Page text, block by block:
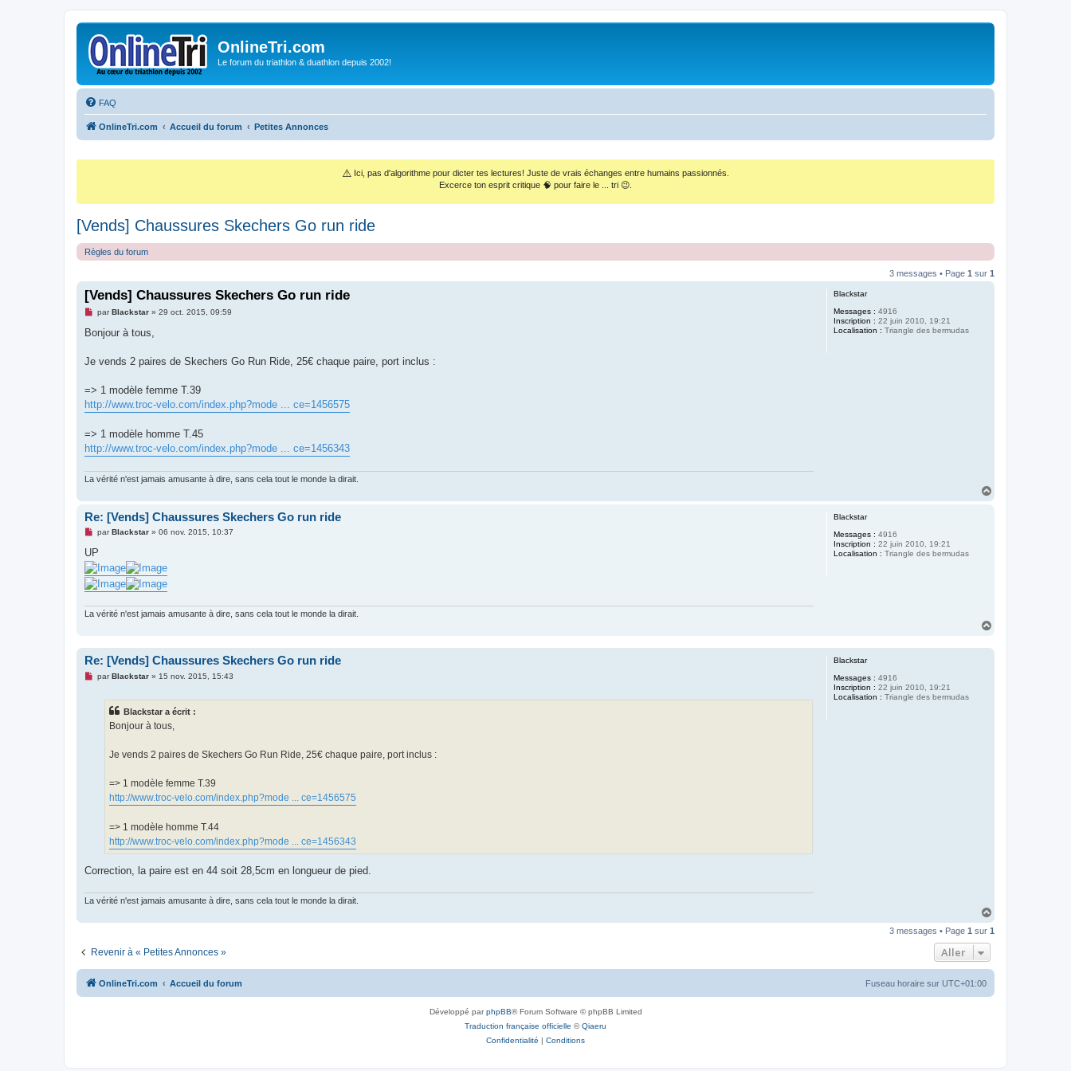
OnlineTri.com
Le forum du triathlon & duathlon depuis 2002!
FAQ
OnlineTri.com Accueil du forum Petites Annonces
⚠️ Ici, pas d'algorithme pour dicter tes lectures! Juste de vrais échanges entre humains passionnés.
Excerce ton esprit critique 🧠 pour faire le ... tri 😉.
[Vends] Chaussures Skechers Go run ride
Règles du forum
3 messages • Page 1 sur 1
Blackstar
Messages : 4916
Inscription : 22 juin 2010, 19:21
Localisation : Triangle des bermudas
[Vends] Chaussures Skechers Go run ride
M
s
g
o
l
parBlackstar» 29 oct. 2015, 09:59
Bonjour à tous,
Je vends 2 paires de Skechers Go Run Ride, 25€ chaque paire, port inclus :
=> 1 modèle femme T.39
http://www.troc-velo.com/index.php?mode ... ce=1456575
=> 1 modèle homme T.45
http://www.troc-velo.com/index.php?mode ... ce=1456343
La vérité n'est jamais amusante à dire, sans cela tout le monde la dirait.
Blackstar
Messages : 4916
Inscription : 22 juin 2010, 19:21
Localisation : Triangle des bermudas
Re: [Vends] Chaussures Skechers Go run ride
M
s
s
a
g
e
o
n
par Blackstar» 06 nov. 2015, 10:37
UP
La vérité n'est jamais amusante à dire, sans cela tout le monde la dirait.
Blackstar
Messages : 4916
Inscription : 22 juin 2010, 19:21
Localisation : Triangle des bermudas
Re: [Vends] Chaussures Skechers Go run ride
MparBlackstar» 15 nov. 2015, 15:43
Blackstar a écrit :
Bonjour à tous,
Je vends 2 paires de Skechers Go Run Ride, 25€ chaque paire, port inclus :
=> 1 modèle femme T.39
http://www.troc-velo.com/index.php?mode ... ce=1456575
=> 1 modèle homme T.44
http://www.troc-velo.com/index.php?mode ... ce=1456343
Correction, la paire est en 44 soit 28,5cm en longueur de pied.
La vérité n'est jamais amusante à dire, sans cela tout le monde la dirait.
u
3 messages • Page 1 sur 1
Revenir à « Petites Annonces » Aller
OnlineTri.com Accueil du forum Fuseau horaire sur UTC+01:00
Développé parphpBB® Forum Software © phpBB Limited
Traduction française officielle ©Qiaeru
Confidentialité | Conditions